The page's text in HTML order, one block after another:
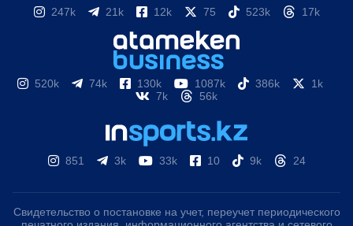
247k 21k 12k 75 523k 17k
520k 74k 130k 1087k 386k
1k
7k
56k
851 3k 33k 10 9k 24
Свидетельство о постановке на учет, переучет периодического